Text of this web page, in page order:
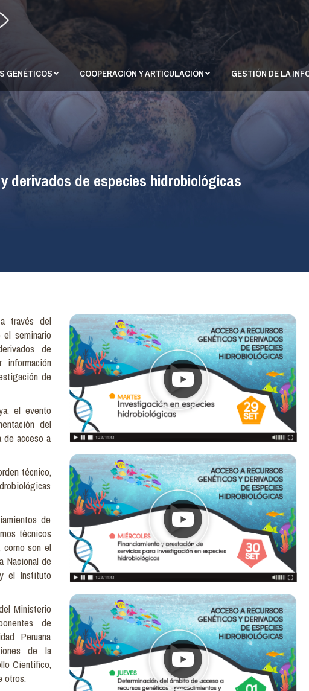
GENÉTICOS COOPERACIÓN Y ARTICULACIÓN GESTIÓN DE LA
derivados de especies hidrobiológicas
través del
seminario
de
de
el evento
del
de acceso a
técnico,
de
técnicos
como son el
Nacional de
el Instituto
Ministerio
de
Peruana
de la
Científico,
otros.
GENÉTICOS COOPERACIÓN Y ARTICULACIÓN GESTIÓN DE